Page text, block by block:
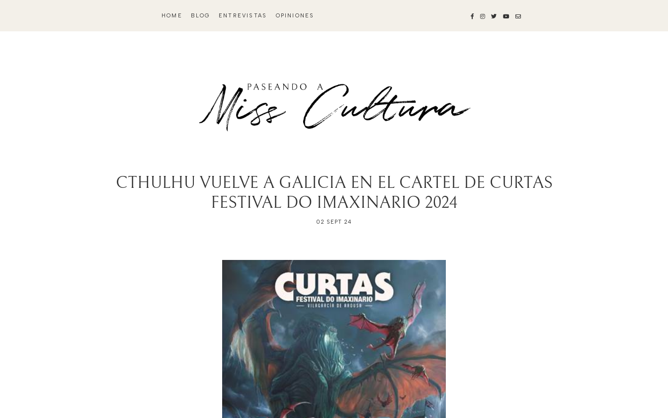
HOME BLOG ENTREVISTAS OPINIONES
CTHULHU VUELVE A GALICIA EN EL CARTEL DE CURTAS
FESTIVAL DO IMAXINARIO 2024
02 SEPT 24